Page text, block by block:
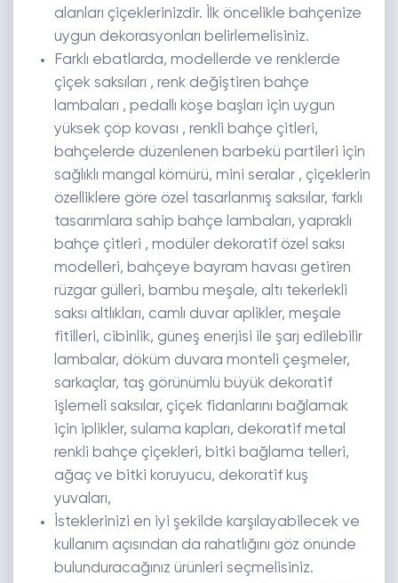
alanları çiçeklerinizdir. İlk öncelikle bahçenize
uygun dekorasyonları belirlemelisiniz.
Farklı ebatlarda, modellerde ve renklerde
çiçek saksıları , renk değiştiren bahçe
lambaları , pedallı köşe başları için uygun
yüksek çöp kovası , renkli bahçe çitleri,
bahçelerde düzenlenen barbekü partileri için
sağlıklı mangal kömürü, mini seralar , çiçeklerin
özelliklere göre özel tasarlanmış saksılar, farklı
tasarımlara sahip bahçe lambaları, yapraklı
bahçe çitleri , modüler dekoratif özel saksı
modelleri, bahçeye bayram havası getiren
rüzgar gülleri, bambu meşale, altı tekerlekli
saksı altlıkları, camlı duvar aplikler, meşale
fitilleri, cibinlik, güneş enerjisi ile şarj edilebilir
lambalar, döküm duvara monteli çeşmeler,
sarkaçlar, taş görünümlü büyük dekoratif
işlemeli saksılar, çiçek fidanlarını bağlamak
için iplikler, sulama kapları, dekoratif metal
renkli bahçe çiçekleri, bitki bağlama telleri,
ağaç ve bitki koruyucu, dekoratif kuş
yuvaları,
İsteklerinizi en iyi şekilde karşılayabilecek ve
kullanım açısından da rahatlığını göz önünde
bulunduracağınız ürünleri seçmelisiniz.